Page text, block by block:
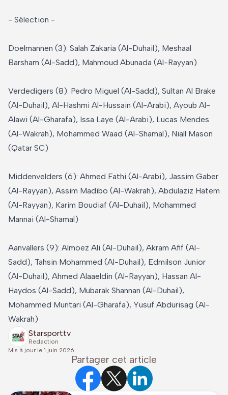
- Sélection -
Doelmannen (3): Salah Zakaria (Al-Duhail), Meshaal
Barsham (Al-Sadd), Mahmoud Abunada (Al-Rayyan)
Verdedigers (8): Pedro Miguel (Al-Sadd), Sultan Al Brake
(Al-Duhail), Al-Hashmi Al-Hussain (Al-Arabi), Ayoub Al-
Alawi (Al-Gharafa), Issa Laye (Al-Arabi), Lucas Mendes
(Al-Wakrah), Mohammed Waad (Al-Shamal), Niall Mason
(Qatar SC)
Middenvelders (6): Ahmed Fathi (Al-Arabi), Jassim Gaber
(Al-Rayyan), Assim Madibo (Al-Wakrah), Abdulaziz Hatem
(Al-Rayyan), Karim Boudiaf (Al-Duhail), Mohammed
Mannai (Al-Shamal)
Aanvallers (9): Almoez Ali (Al-Duhail), Akram Afif (Al-
Sadd), Tahsin Mohammed (Al-Duhail), Edmilson Junior
(Al-Duhail), Ahmed Alaaeldin (Al-Rayyan), Hassan Al-
Haydos (Al-Sadd), Mubarak Shannan (Al-Duhail),
Mohammed Muntari (Al-Gharafa), Yusuf Abdurisag (Al-
Wakrah)
Starsporttv
Redaction
Mis à jour le 1 juin 2026
Partager cet article